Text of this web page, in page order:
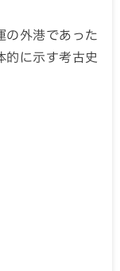
の外港であった
的に示す考古史